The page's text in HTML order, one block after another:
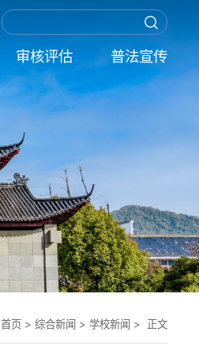
审核评估 普法宣传
首页> 综合新闻 > 学校新闻 > 正文